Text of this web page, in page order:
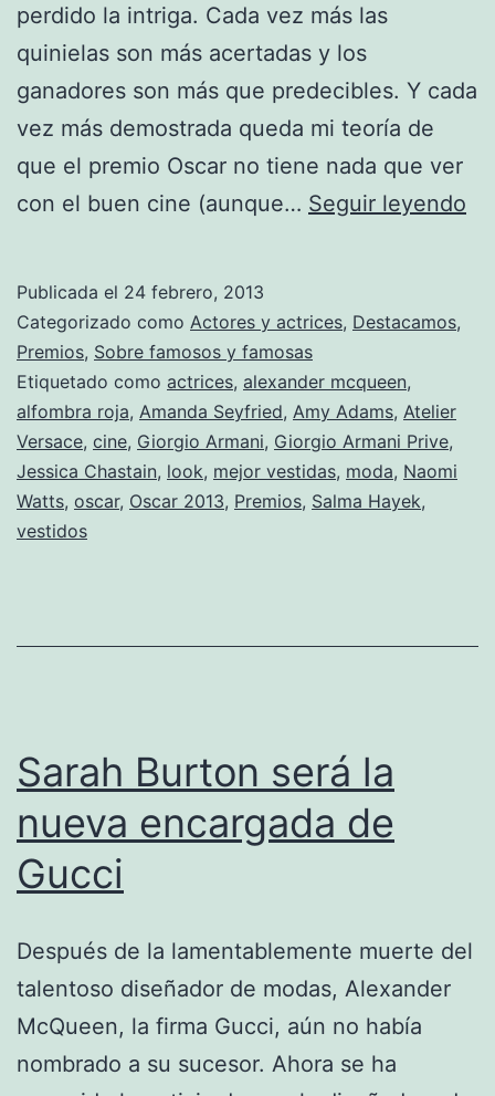
perdido la intriga. Cada vez más las
quinielas son más acertadas y los
ganadores son más que predecibles. Y cada
vez más demostrada queda mi teoría de
que el premio Oscar no tiene nada que ver
con el buen cine (aunque… Seguir leyendo
Publicada el 24 febrero, 2013
Categorizado como Actores y actrices, Destacamos,
Premios, Sobre famosos y famosas
Etiquetado como actrices, alexander mcqueen,
alfombra roja, Amanda Seyfried, Amy Adams, Atelier
Versace, cine, Giorgio Armani, Giorgio Armani Prive,
Jessica Chastain, look, mejor vestidas, moda, Naomi
Watts, oscar, Oscar 2013, Premios, Salma Hayek,
vestidos
Sarah Burton será la
nueva encargada de
Gucci
Después de la lamentablemente muerte del
talentoso diseñador de modas, Alexander
McQueen, la firma Gucci, aún no había
nombrado a su sucesor. Ahora se ha